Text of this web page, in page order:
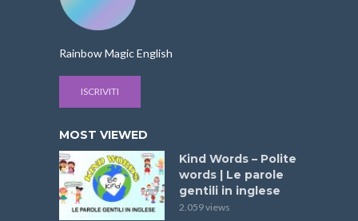
Rainbow Magic English
ISCRIVITI
MOST VIEWED
Kind Words – Polite
words | Le parole
gentili in inglese
2.059 views